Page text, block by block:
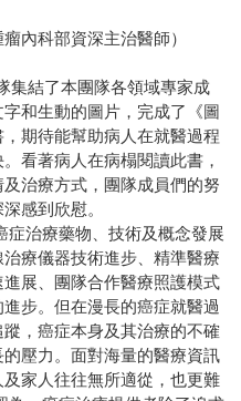
內科部資深主治醫師）
集結了本團隊各領域專家成
和生動的圖片，完成了《圖
期待能幫助病人在就醫過程
看著病人在病榻閱讀此書，
治療方式，團隊成員們的努
感到欣慰。
症治療藥物、技術及概念發展
療儀器技術進步、精準醫療
展、團隊合作醫療照護模式
步。但在漫長的癌症就醫過
，癌症本身及其治療的不確
壓力。面對海量的醫療資訊
家人往往無所適從，也更難